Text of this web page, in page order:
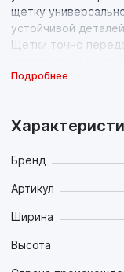
щетку
устойчивой
Щетки точно
NANO-Graphite®
Подробнее
Бренд
Артикул
Ширина
Высота